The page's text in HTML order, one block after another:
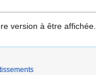
version à être affichée.